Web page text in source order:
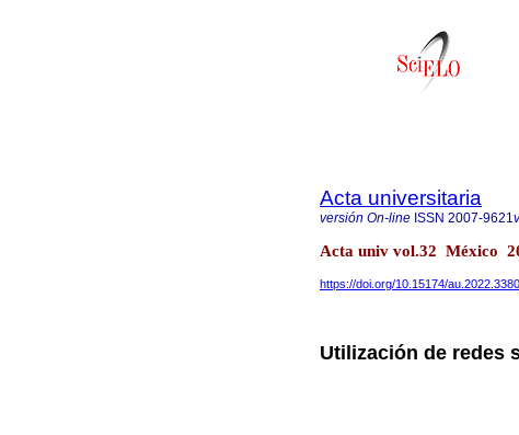
Acta universitaria
versión On-line ISSN 2007-9621
Acta univ vol.32 México
https://doi.org/10.15174/au.2022.3380
Utilización de redes